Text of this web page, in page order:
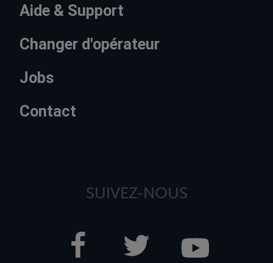
Aide & Support
Changer d'opérateur
Jobs
Contact
SUIVEZ-NOUS